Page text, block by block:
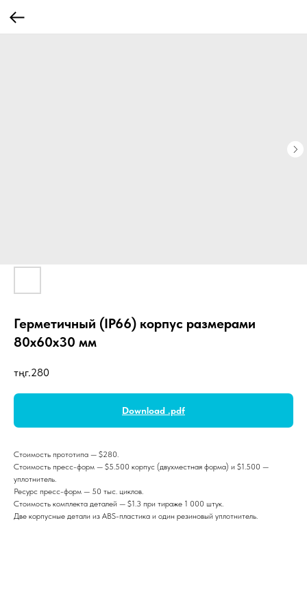
Герметичный (IP66) корпус размерами
80х60х30 мм
тңг.280
Download .pdf
Стоимость прототипа — $280.
Стоимость пресс-форм — $5.500 корпус (двухместная форма) и $1.500 —
уплотнитель.
Ресурс пресс-форм — 50 тыс. циклов.
Стоимость комплекта деталей — $1.3 при тираже 1 000 штук.
Две корпусные детали из ABS-пластика и один резиновый уплотнитель.